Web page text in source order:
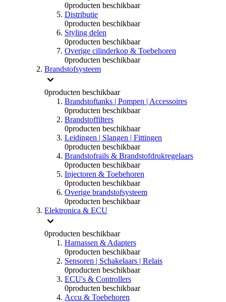
0producten beschikbaar
Distributie
0producten beschikbaar
Styling delen
0producten beschikbaar
Overige cilinderkop & Toebehoren
0producten beschikbaar
Brandstofsysteem
0producten beschikbaar
Brandstoftanks | Pompen | Accessoires
0producten beschikbaar
Brandstoffilters
0producten beschikbaar
Leidingen | Slangen | Fittingen
0producten beschikbaar
Brandstofrails & Brandstofdrukregelaars
0producten beschikbaar
Injectoren & Toebehoren
0producten beschikbaar
Overige brandstofsysteem
0producten beschikbaar
Elektronica & ECU
0producten beschikbaar
Harnassen & Adapters
0producten beschikbaar
Sensoren | Schakelaars | Relais
0producten beschikbaar
ECU's & Controllers
0producten beschikbaar
Accu & Toebehoren